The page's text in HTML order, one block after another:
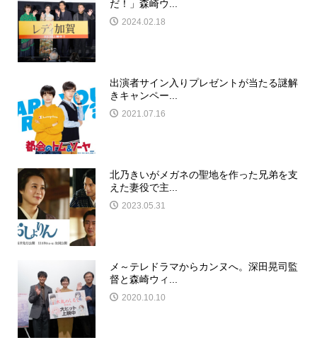
だ！」森崎ウ...
2024.02.18
出演者サイン入りプレゼントが当たる謎解
きキャンペー...
2021.07.16
北乃きいがメガネの聖地を作った兄弟を支
えた妻役で主...
2023.05.31
メ～テレドラマからカンヌへ。深田晃司監
督と森崎ウィ...
2020.10.10